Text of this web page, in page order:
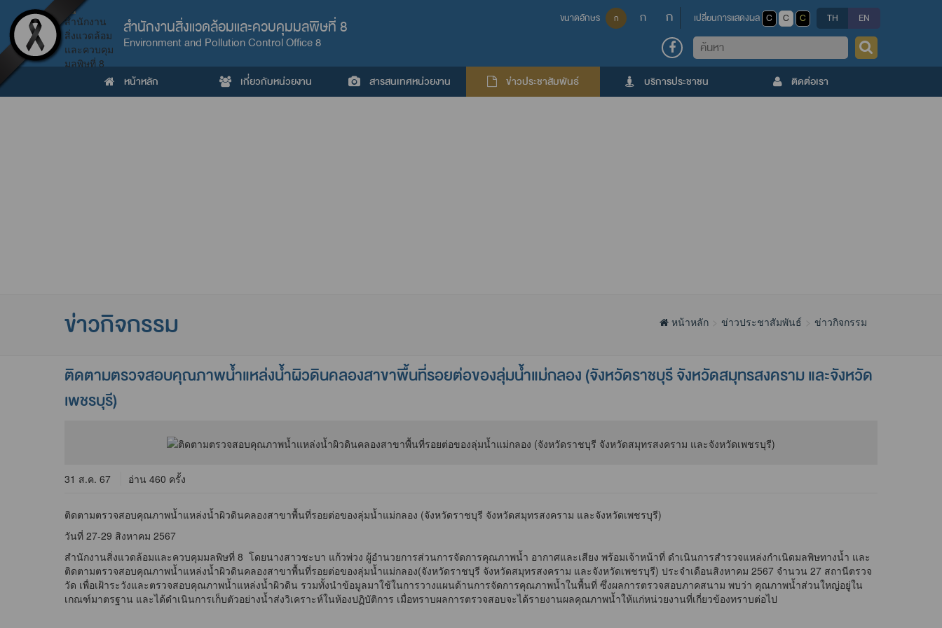
สำนักงานสิ่งแวดล้อมและควบคุมมลพิษที่ 8
Environment and Pollution Control Office 8
ขนาดอักษร ก ก ก เปลี่ยนการแสดงผล C C C TH EN
ค้นหา
หน้าหลัก เกี่ยวกับหน่วยงาน สารสนเทศหน่วยงาน ข่าวประชาสัมพันธ์ บริการประชาชน ติดต่อเรา
ข่าวกิจกรรม หน้าหลัก ข่าวประชาสัมพันธ์ ข่าวกิจกรรม
ติดตามตรวจสอบคุณภาพน้ำแหล่งน้ำผิวดินคลองสาขาพื้นที่รอยต่อของลุ่มน้ำแม่กลอง (จังหวัดราชบุรี จังหวัดสมุทรสงคราม และจังหวัด
เพชรบุรี)
31 ส.ค. 67 อ่าน 460 ครั้ง
ติดตามตรวจสอบคุณภาพน้ำแหล่งน้ำผิวดินคลองสาขาพื้นที่รอยต่อของลุ่มน้ำแม่กลอง (จังหวัดราชบุรี จังหวัดสมุทรสงคราม และจังหวัดเพชรบุรี)
วันที่ 27-29 สิงหาคม 2567
สำนักงานสิ่งแวดล้อมและควบคุมมลพิษที่ 8 โดยนางสาวชะบา แก้วพ่วง ผู้อำนวยการส่วนการจัดการคุณภาพน้ำ อากาศและเสียง พร้อมเจ้าหน้าที่ ดำเนินการสำรวจแหล่งกำเนิดมลพิษทางน้ำ และ
ติดตามตรวจสอบคุณภาพน้ำแหล่งน้ำผิวดินคลองสาขาพื้นที่รอยต่อของลุ่มน้ำแม่กลอง(จังหวัดราชบุรี จังหวัดสมุทรสงคราม และจังหวัดเพชรบุรี) ประจำเดือนสิงหาคม 2567 จำนวน 27 สถานีตรวจ
วัด เพื่อเฝ้าระวังและตรวจสอบคุณภาพน้ำแหล่งน้ำผิวดิน รวมทั้งนำข้อมูลมาใช้ในการวางแผนด้านการจัดการคุณภาพน้ำในพื้นที่ ซึ่งผลการตรวจสอบภาคสนาม พบว่า คุณภาพน้ำส่วนใหญ่อยู่ใน
เกณฑ์มาตรฐาน และได้ดำเนินการเก็บตัวอย่างน้ำส่งวิเคราะห์ในห้องปฏิบัติการ เมื่อทราบผลการตรวจสอบจะได้รายงานผลคุณภาพน้ำให้แก่หน่วยงานที่เกี่ยวข้องทราบต่อไป